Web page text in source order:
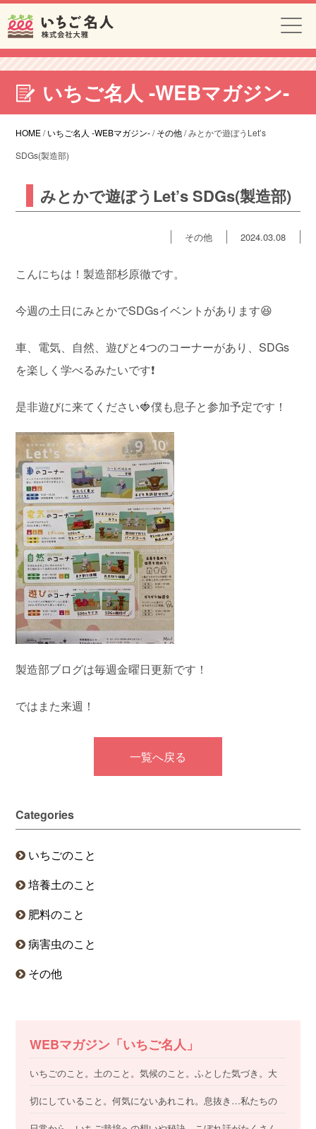
いちご名人 -WEBマガジン-
HOME/いちご名人 -WEBマガジン-/その他/みとかで遊ぼうLet’s
SDGs(製造部)
みとかで遊ぼうLet’s SDGs(製造部)
その他 2024.03.08
こんにちは！製造部杉原徹です。
今週の土日にみとかでSDGsイベントがあります😆
車、電気、自然、遊びと4つのコーナーがあり、SDGs
を楽しく学べるみたいです❗️
是非遊びに来てください🍓僕も息子と参加予定です！
製造部ブログは毎週金曜日更新です！
ではまた来週！
一覧へ戻る
Categories
いちごのこと
培養土のこと
肥料のこと
病害虫のこと
その他
WEBマガジン「いちご名人」
いちごのこと。土のこと。気候のこと。ふとした気づき。大
切にしていること。何気にないあれこれ。息抜き…私たちの